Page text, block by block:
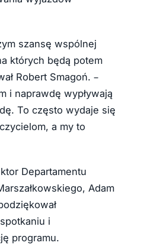
szansę wspólnej
których będą potem
Robert Smagoń. –
i naprawdę wypływają
To często wydaje się
a my to
Departamentu
Adam
i
programu.